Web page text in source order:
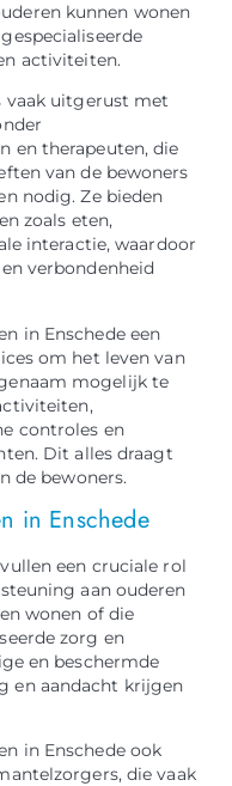
kunnen wonen
activiteiten.
vaak uitgerust met
en therapeuten, die
van de bewoners
nodig. Ze bieden
zoals eten,
interactie, waardoor
verbondenheid
in Enschede een
om het leven van
mogelijk te
controles en
Dit alles draagt
de bewoners.
in Enschede
een cruciale rol
aan ouderen
wonen of die
zorg en
en beschermde
en aandacht krijgen
in Enschede ook
die vaak